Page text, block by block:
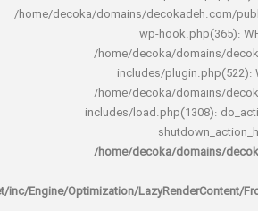
/home/decoka/domains/
wp-
/home/decoka/
includes/
/home/decoka/
includes/
/home/decoka/
rocket/inc/Engine/Optimization/